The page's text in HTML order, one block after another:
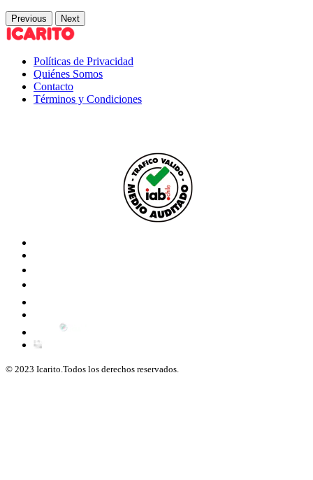
Previous Next
Políticas de Privacidad
Quiénes Somos
Contacto
Términos y Condiciones
© 2023 Icarito.Todos los derechos reservados.